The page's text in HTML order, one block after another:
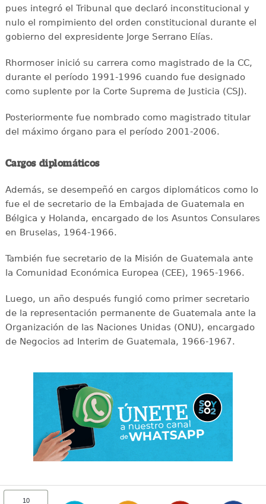
pues integró el Tribunal que declaró inconstitucional y
nulo el rompimiento del orden constitucional durante el
gobierno del expresidente Jorge Serrano Elías.
Rhormoser inició su carrera como magistrado de la CC,
durante el período 1991-1996 cuando fue designado
como suplente por la Corte Suprema de Justicia (CSJ).
Posteriormente fue nombrado como magistrado titular
del máximo órgano para el período 2001-2006.
Cargos diplomáticos
Además, se desempeñó en cargos diplomáticos como lo
fue el de secretario de la Embajada de Guatemala en
Bélgica y Holanda, encargado de los Asuntos Consulares
en Bruselas, 1964-1966.
También fue secretario de la Misión de Guatemala ante
la Comunidad Económica Europea (CEE), 1965-1966.
Luego, un año después fungió como primer secretario
de la representación permanente de Guatemala ante la
Organización de las Naciones Unidas (ONU), encargado
de Negocios ad Interim de Guatemala, 1966-1967.
10